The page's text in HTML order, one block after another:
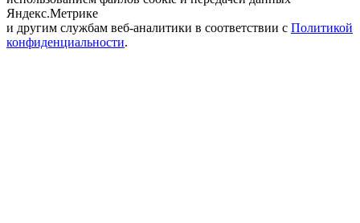
Яндекс.Метрике
и другим службам веб-аналитики в соответствии с Политикой
конфиденциальности.